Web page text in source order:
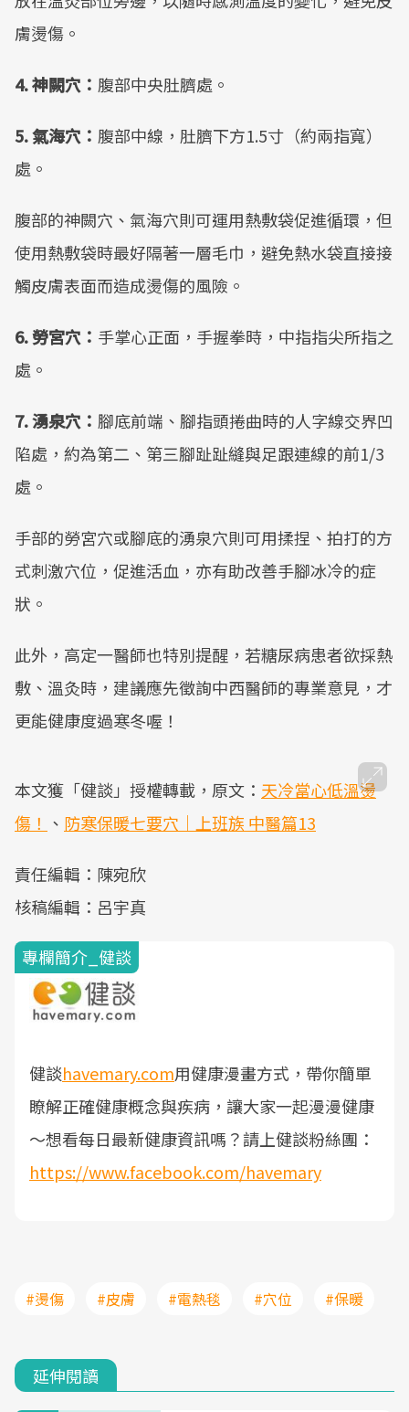
膚燙傷。
4. 神闕穴： 腹部中央肚臍處。
5. 氣海穴： 腹部中線，肚臍下方1.5寸（約兩指寬）
處。
腹部的神闕穴、氣海穴則可運用熱敷袋促進循環，但
使用熱敷袋時最好隔著一層毛巾，避免熱水袋直接接
觸皮膚表面而造成燙傷的風險。
6. 勞宮穴： 手掌心正面，手握拳時，中指指尖所指之
處。
7. 湧泉穴： 腳底前端、腳指頭捲曲時的人字線交界凹
陷處，約為第二、第三腳趾趾縫與足跟連線的前1/3
處。
手部的勞宮穴或腳底的湧泉穴則可用揉捏、拍打的方
式刺激穴位，促進活血，亦有助改善手腳冰冷的症
狀。
此外，高定一醫師也特別提醒，若糖尿病患者欲採熱
敷、溫灸時，建議應先徵詢中西醫師的專業意見，才
更能健康度過寒冬喔！
本文獲「健談」授權轉載，原文： 天冷當心低溫燙
傷！ 、 防寒保暖七要穴｜上班族 中醫篇13
責任編輯：陳宛欣
核稿編輯：呂宇真
專欄簡介_健談
健談havemary.com用健康漫畫方式，帶你簡單
瞭解正確健康概念與疾病，讓大家一起漫漫健康
～想看每日最新健康資訊嗎？請上健談粉絲團：
https://www.facebook.com/havemary
#燙傷 #皮膚 #電熱毯 #穴位 #保暖
延伸閱讀